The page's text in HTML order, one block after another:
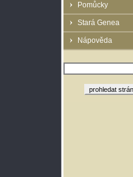
Pomůcky
Stará Genea
Nápověda